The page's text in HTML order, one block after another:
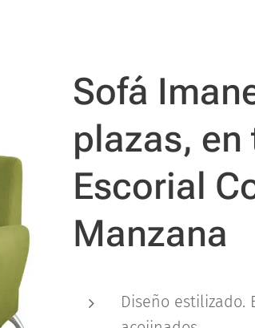
Sofá
plazas, en
Escorial
Manzana
Diseño estilizado.